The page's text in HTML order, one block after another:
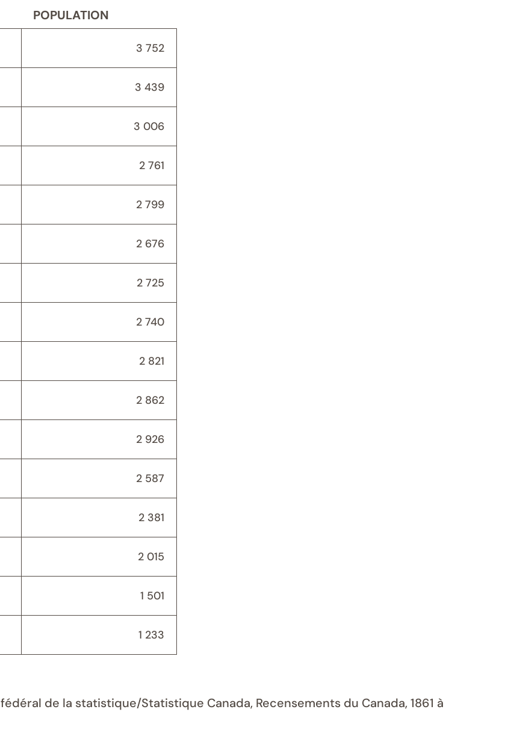
POPULATION
3 752
3 439
3 006
2 761
2 799
2 676
2 725
2 740
2 821
2 862
2 926
2 587
2 381
2 015
1 501
1 233
de la statistique/Statistique Canada, Recensements du Canada, 1861 à